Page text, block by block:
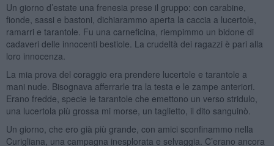
Un giorno d’estate una frenesia prese il gruppo: con carabine,
fionde, sassi e bastoni, dichiarammo aperta la caccia a lucertole,
ramarri e tarantole. Fu una carneficina, riempimmo un bidone di
cadaveri delle innocenti bestiole. La crudeltà dei ragazzi è pari alla
loro innocenza.
La mia prova del coraggio era prendere lucertole e tarantole a
mani nude. Bisognava afferrarle tra la testa e le zampe anteriori.
Erano fredde, specie le tarantole che emettono un verso stridulo,
una lucertola più grossa mi morse, un taglietto, il dito sanguinò.
Un giorno, che ero già più grande, con amici sconfinammo nella
Curigliana, una campagna inesplorata e selvaggia. C’erano ancora